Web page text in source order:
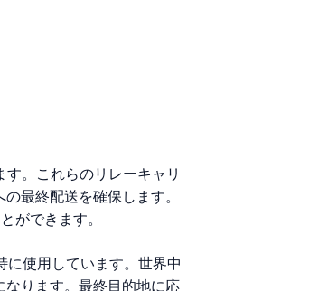
。これらのリレーキャリ
最終配送を確保します。
ができます。
に使用しています。世界中
ります。最終目的地に応